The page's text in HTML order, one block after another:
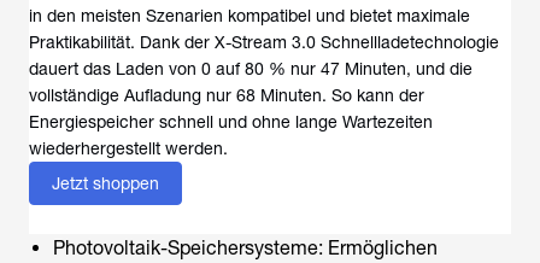
in den meisten Szenarien kompatibel und bietet maximale
Praktikabilität. Dank der X-Stream 3.0 Schnellladetechnologie
dauert das Laden von 0 auf 80 % nur 47 Minuten, und die
vollständige Aufladung nur 68 Minuten. So kann der
Energiespeicher schnell und ohne lange Wartezeiten
wiederhergestellt werden.
Jetzt shoppen
Photovoltaik-Speichersysteme: Ermöglichen